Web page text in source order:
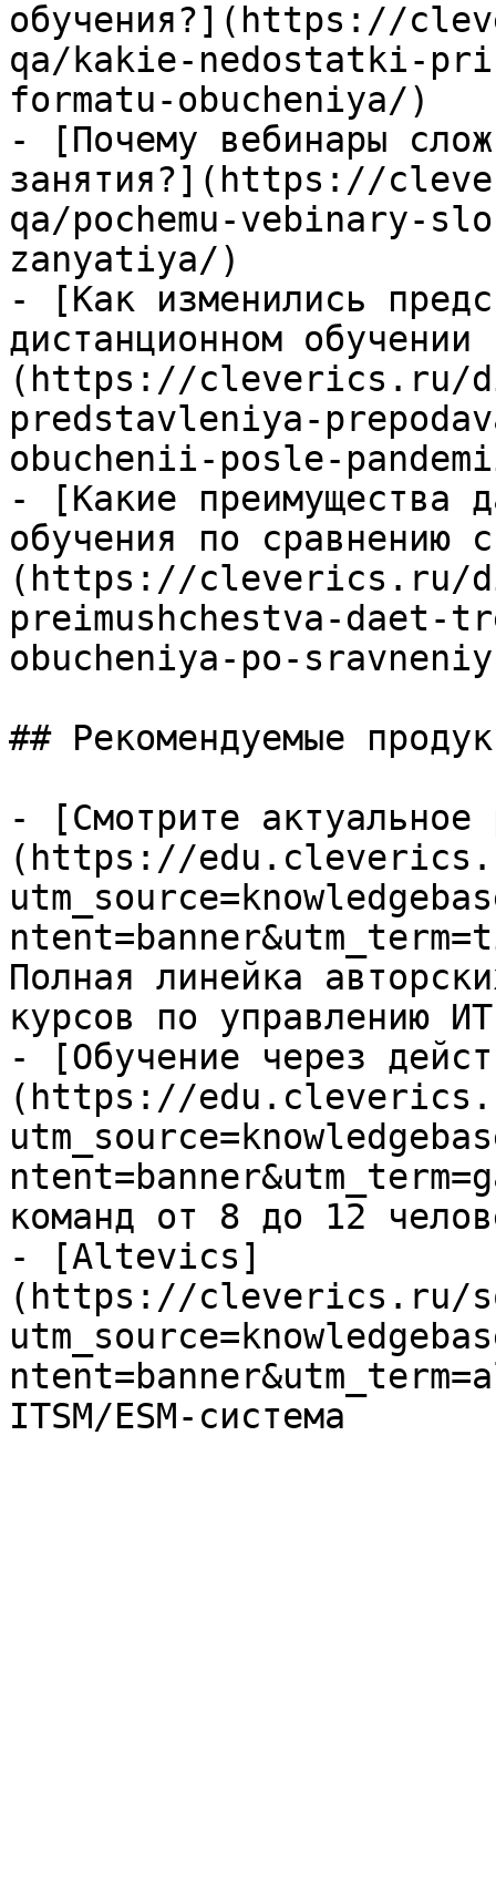
обучения?](https://
qa/kakie-nedostatki-
formatu-obucheniya/)
- [Почему вебинары
занятия?](https://
qa/pochemu-vebinary-
zanyatiya/)
- [Как изменились
дистанционном
(https://cleverics.ru/
predstavleniya-
obuchenii-posle-
- [Какие преимущества
обучения по сравнению
(https://cleverics.ru/
preimushchestva-daet-
obucheniya-po-
## Рекомендуемые
- [Смотрите актуальное
(https://
Полная линейка
курсов по управлению ИТ
- [Обучение через
(https://
команд от 8 до 12
- [Altevics]
(https://cleverics.ru/
ITSM/ESM-система